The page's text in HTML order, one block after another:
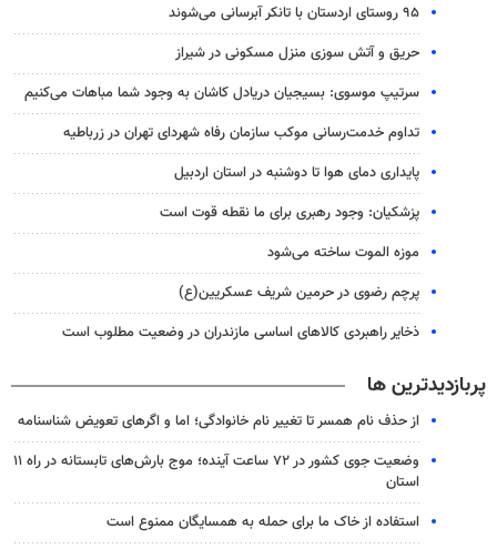
۹۵ روستای اردستان با تانکر آبرسانی می‌شوند
حریق و آتش سوزی منزل مسکونی در شیراز
سرتیپ موسوی: بسیجیان دریادل کاشان به وجود شما مباهات می‌کنیم
تداوم خدمت‌رسانی موکب سازمان رفاه شهردای تهران در زرباطیه
پایداری دمای هوا تا دوشنبه در استان اردبیل
پزشکیان: وجود رهبری برای ما نقطه قوت است
موزه الموت ساخته می‌شود
پرچم رضوی در حرمین شریف عسکریین(ع)
ذخایر راهبردی کالاهای اساسی مازندران در وضعیت مطلوب است
پربازدیدترین ها
از حذف نام همسر تا تغییر نام خانوادگی؛ اما و اگرهای تعویض شناسنامه
وضعیت جوی کشور در ۷۲ ساعت آینده؛ موج بارش‌های تابستانه در راه ۱۱
استان
استفاده از خاک ما برای حمله به همسایگان ممنوع است